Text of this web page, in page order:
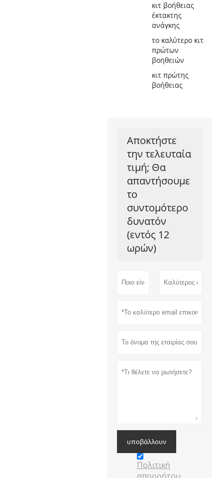
κιτ βοήθειας
έκτακτης
ανάγκης
το καλύτερο κιτ
πρώτων
βοηθειών
κιτ πρώτης
βοήθειας
Αποκτήστε
την τελευταία
τιμή; Θα
απαντήσουμε
το
συντομότερο
δυνατόν
(εντός 12
ωρών)
υποβάλλουν
Πολιτική